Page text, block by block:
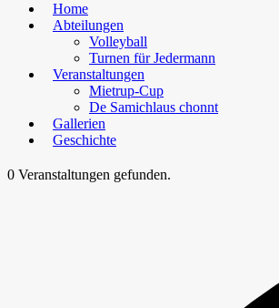
Home
Abteilungen
Volleyball
Turnen für Jedermann
Veranstaltungen
Mietrup-Cup
De Samichlaus chonnt
Gallerien
Geschichte
0 Veranstaltungen gefunden.